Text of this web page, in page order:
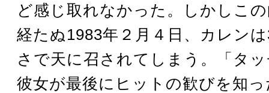
ど感じ取れなかった。しかしこ
経たぬ1983年２月４日、カレン
さで天に召されてしまう。「タ
彼女が最後にヒットの歓びを知